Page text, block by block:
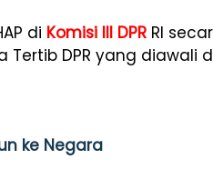
di Komisi III DPR RI
Tertib DPR yang diawali
ke Negara